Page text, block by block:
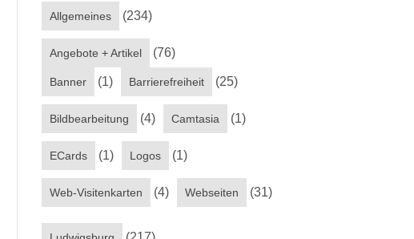
Allgemeines (234)
Angebote + Artikel (76)
Banner (1) Barrierefreiheit (25)
Bildbearbeitung (4) Camtasia (1)
ECards (1) Logos (1)
Web-Visitenkarten (4) Webseiten (31)